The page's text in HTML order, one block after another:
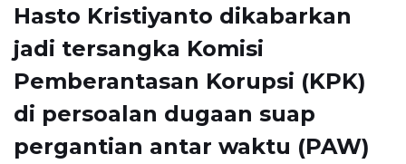
Hasto Kristiyanto dikabarkan
jadi tersangka Komisi
Pemberantasan Korupsi (KPK)
di persoalan dugaan suap
pergantian antar waktu (PAW)